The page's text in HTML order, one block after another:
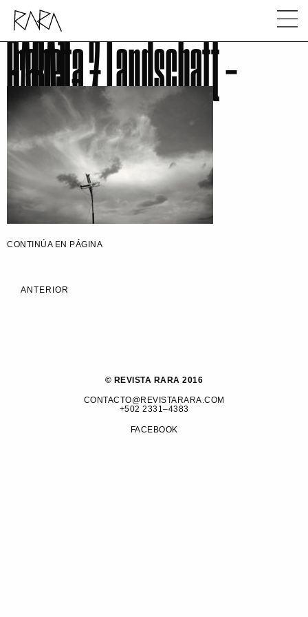
Iraheta – Landschaft –
RARA1 – 7
CONTINÚA EN PÁGINA
ANTERIOR
© REVISTA RARA 2016
CONTACTO@REVISTARARA.COM
+502 2331–4383
FACEBOOK